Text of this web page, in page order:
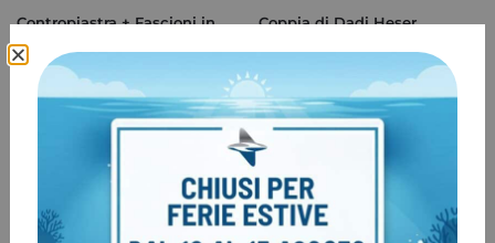
Contropiastra + Fascioni in
Acciaio Halcyon
€218,00
Coppia di Dadi Heser